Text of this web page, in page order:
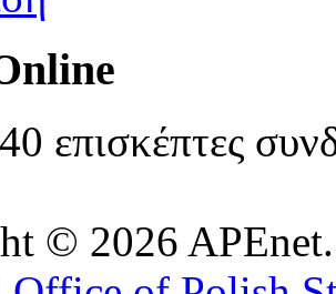
επισκέπτες
© 2026